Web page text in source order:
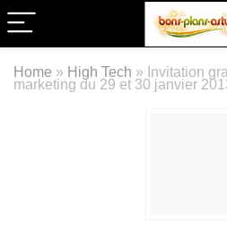
Home » High Tech » Invitation
marketing du 29 et 30 janvier